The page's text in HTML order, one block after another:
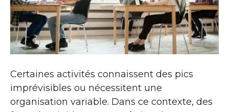
Certaines activités connaissent des pics
imprévisibles ou nécessitent une
organisation variable. Dans ce contexte, des